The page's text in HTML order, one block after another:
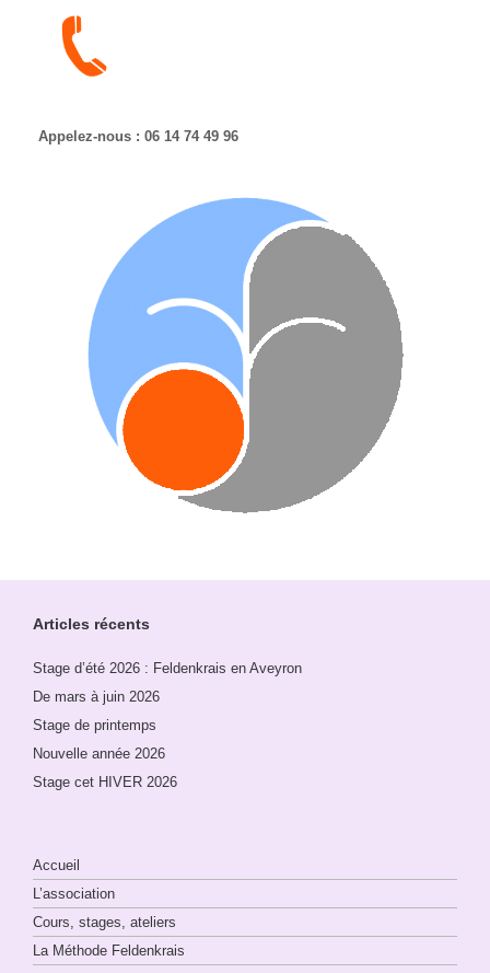
Appelez-nous : 06 14 74 49 96
Articles récents
Stage d’été 2026 : Feldenkrais en Aveyron
De mars à juin 2026
Stage de printemps
Nouvelle année 2026
Stage cet HIVER 2026
Accueil
L’association
Cours, stages, ateliers
La Méthode Feldenkrais